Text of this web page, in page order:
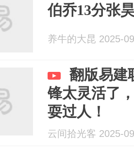
伯乔13分张
养牛的大昆 2025-
翻版易建
锋太灵活了
耍过人！
云间拾光客 2025-